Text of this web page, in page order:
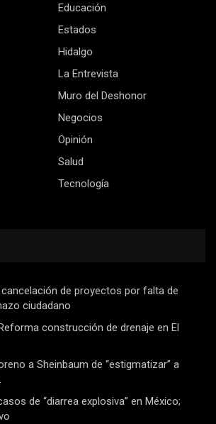
Educación
Estados
Hidalgo
La Entrevista
Muro del Deshonor
Negocios
Opinión
Salud
Tecnología
de proyectos por falta de
ciudadano
construcción de drenaje en El
a Sheinbaum de “estigmatizar” a
de “diarrea explosiva” en México;